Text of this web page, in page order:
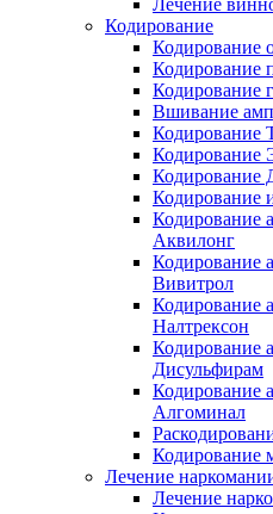
Лечение
Кодирование
Кодирование
Кодирование
Кодирование
Вшивание
Кодирование
Кодирование
Кодирование
Кодирование
Кодирование
Аквилонг
Кодирование
Вивитрол
Кодирование
Налтрексон
Кодирование
Дисульфирам
Кодирование
Алгоминал
Кодирование
Лечение
Лечение